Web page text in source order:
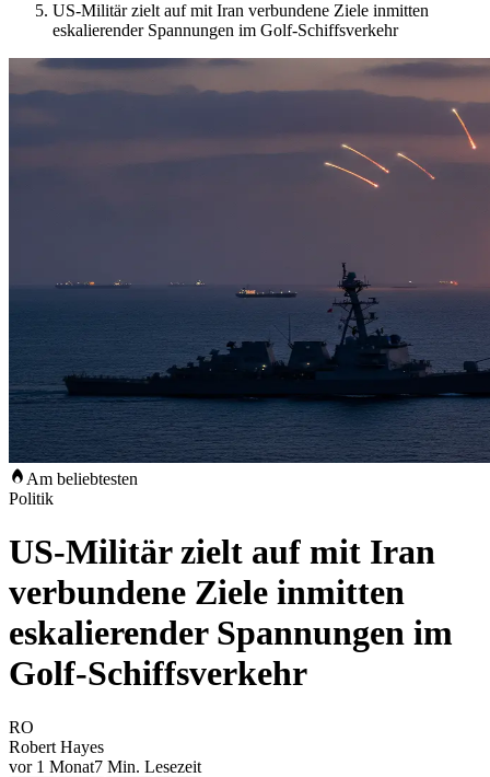
US-Militär zielt auf mit Iran verbundene Ziele inmitten
eskalierender Spannungen im Golf-Schiffsverkehr
Am beliebtesten
Politik
US-Militär zielt auf mit Iran
verbundene Ziele inmitten
eskalierender Spannungen im
Golf-Schiffsverkehr
RO
Robert Hayes
vor 1 Monat7 Min. Lesezeit